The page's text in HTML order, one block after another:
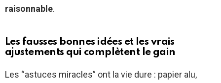
raisonnable.
Les fausses bonnes idées et les vrais
ajustements qui complètent le gain
Les “astuces miracles” ont la vie dure : papier alu,